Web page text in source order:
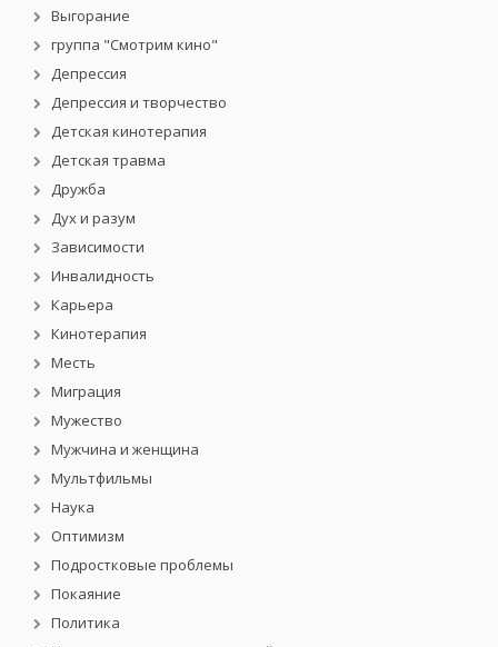
Выгорание
группа "Смотрим кино"
Депрессия
Депрессия и творчество
Детская кинотерапия
Детская травма
Дружба
Дух и разум
Зависимости
Инвалидность
Карьера
Кинотерапия
Месть
Миграция
Мужество
Мужчина и женщина
Мультфильмы
Наука
Оптимизм
Подростковые проблемы
Покаяние
Политика